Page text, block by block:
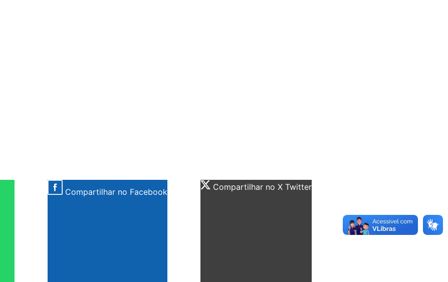
Compartilhar no Facebook Compartilhar no X Twitter